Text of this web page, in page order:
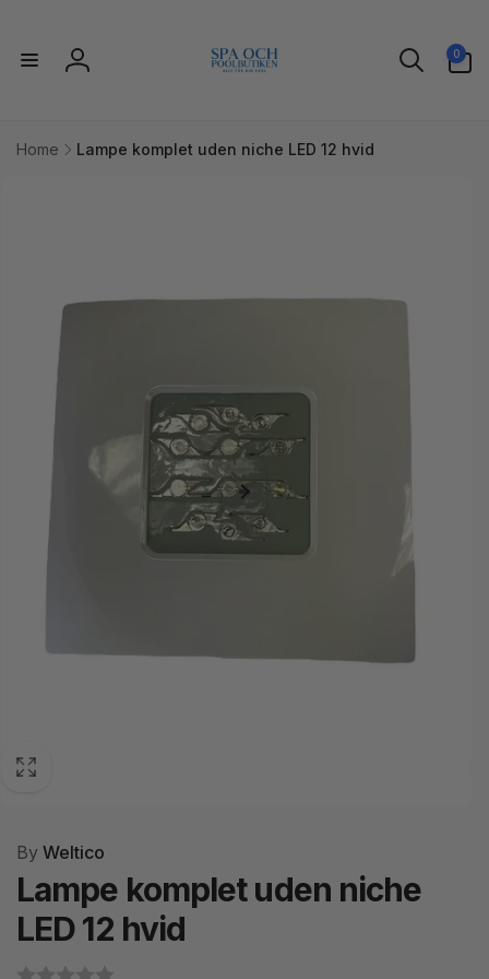
Log
0
varer
Home
Lampe komplet uden niche LED 12 hvid
By Weltico
Lampe komplet uden niche
LED 12 hvid